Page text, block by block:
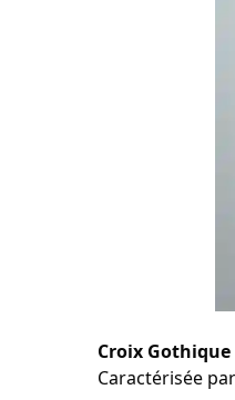
Croix Gothique
Caractérisée